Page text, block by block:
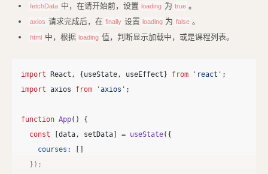
fetchData 中，在请开始前，设置 loading 为 true 。
axios 请求完成后，在 finally 设置 loading 为 false 。
html 中，根据 loading 值，判断显示加载中，或是课程列表。
import React , {useState , useEffect} from ' react ' ;
import axios from ' axios ' ;
function App()
{
const
[data , setData] = useState({
courses :
[]
});